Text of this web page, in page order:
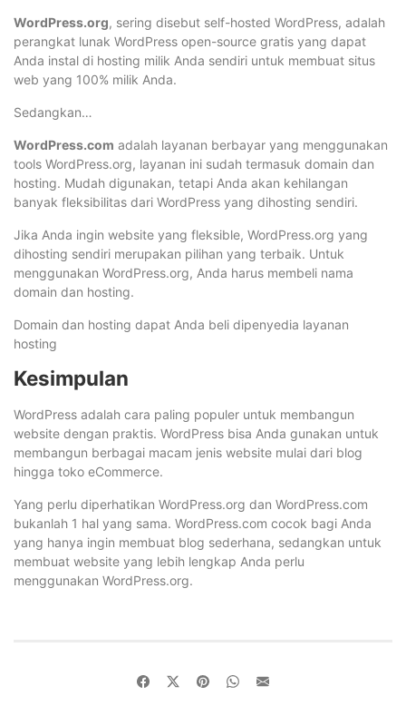
WordPress.org, sering disebut self-hosted WordPress, adalah
perangkat lunak WordPress open-source gratis yang dapat
Anda instal di hosting milik Anda sendiri untuk membuat situs
web yang 100% milik Anda.
Sedangkan…
WordPress.com adalah layanan berbayar yang menggunakan
tools WordPress.org, layanan ini sudah termasuk domain dan
hosting. Mudah digunakan, tetapi Anda akan kehilangan
banyak fleksibilitas dari WordPress yang dihosting sendiri.
Jika Anda ingin website yang fleksible, WordPress.org yang
dihosting sendiri merupakan pilihan yang terbaik. Untuk
menggunakan WordPress.org, Anda harus membeli nama
domain dan hosting.
Domain dan hosting dapat Anda beli dipenyedia layanan
hosting
Kesimpulan
WordPress adalah cara paling populer untuk membangun
website dengan praktis. WordPress bisa Anda gunakan untuk
membangun berbagai macam jenis website mulai dari blog
hingga toko eCommerce.
Yang perlu diperhatikan WordPress.org dan WordPress.com
bukanlah 1 hal yang sama. WordPress.com cocok bagi Anda
yang hanya ingin membuat blog sederhana, sedangkan untuk
membuat website yang lebih lengkap Anda perlu
menggunakan WordPress.org.